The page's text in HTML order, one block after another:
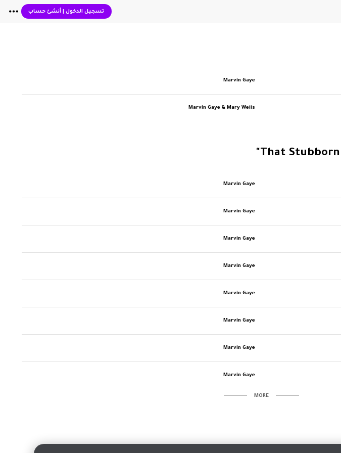
تسجيل الدخول| أنشئ حساب
Marvin Gaye
Marvin Gaye & Mary Wells
Marvin Gaye
Marvin Gaye
Marvin Gaye
Marvin Gaye
Marvin Gaye
Marvin Gaye
Marvin Gaye
Marvin Gaye
MORE